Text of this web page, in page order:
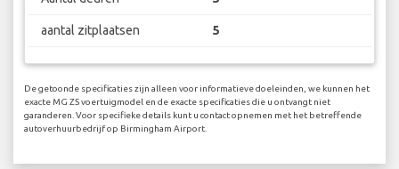
aantal zitplaatsen 5
De getoonde specificaties zijn alleen voor informatieve doeleinden, we kunnen het
exacte MG ZS voertuigmodel en de exacte specificaties die u ontvangt niet
garanderen. Voor specifieke details kunt u contact opnemen met het betreffende
autoverhuurbedrijf op Birmingham Airport.